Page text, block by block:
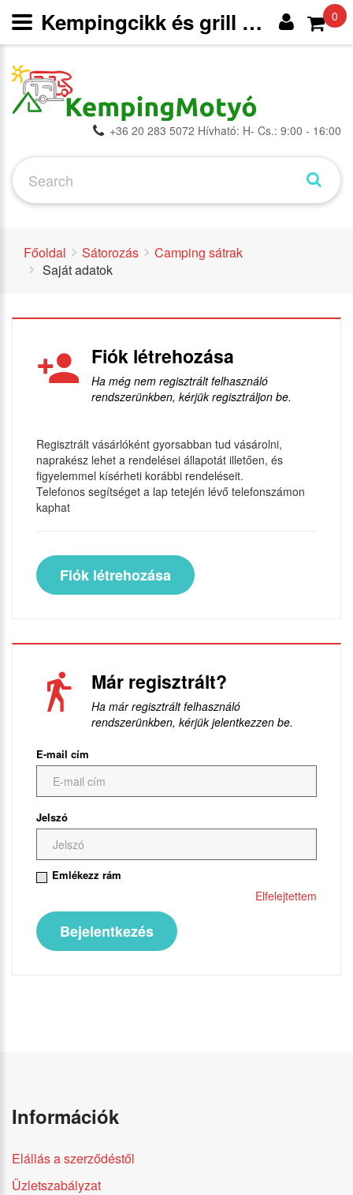
+36 20 283 5072 Hívható: H- Cs.: 9:00 - 16:00
0
Főoldal Sátorozás
Camping sátrak
Saját adatok
Fiók létrehozása
Ha még nem regisztrált felhasználó
rendszerünkben, kérjük regisztráljon be.
Regisztrált vásárlóként gyorsabban tud vásárolni,
naprakész lehet a rendelései állapotát illetően, és
figyelemmel kísérheti korábbi rendeléseit.
Telefonos segítséget a lap tetején lévő telefonszámon
kaphat
Fiók létrehozása
Már regisztrált?
Ha már regisztrált felhasználó
rendszerünkben, kérjük jelentkezzen be.
E-mail cím
Jelszó
Emlékezz rám
Elfelejtettem
Információk
Elállás a szerződéstől
Üzletszabályzat
Kempingcikk és grill webáruház